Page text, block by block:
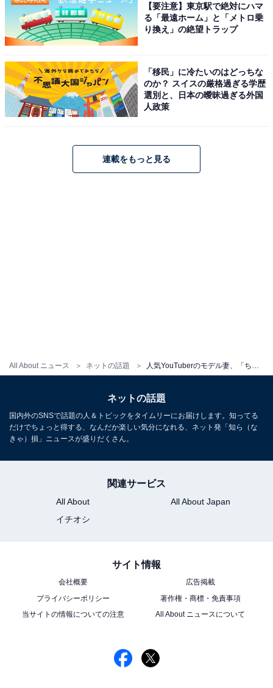
All About ニュース ネットの話題 人気YouTuberのモデル妻、「ちっちゃい彼氏とデート」中の様子を公開！ 「おててパチパチも可愛すぎ」
【要注意】東京駅で絶対にハマ
る「最遠ホーム」と「メトロ乗
り換え」の絶望トラップ
「移民」に冷たいのはどっちな
のか？ スイスの厳格過ぎる学歴
選別と、日本の曖昧過ぎる外国
人政策
連載をもっと見る
ネットの話題
国内外のSNSで話題の人＆トピックをタイムリーにお届けします。知ってる
だけでちょっと得する、なんだか楽しい気分になれる、ネット発「知ら（な
きゃ）損」ニュースが盛りだくさん。
関連サービス
All About
All About Japan
イチオシ
サイト情報
会社概要
広告掲載
プライバシーポリシー
著作権・商標・免責事項
当サイトの情報についての注意
All About ニュースについて